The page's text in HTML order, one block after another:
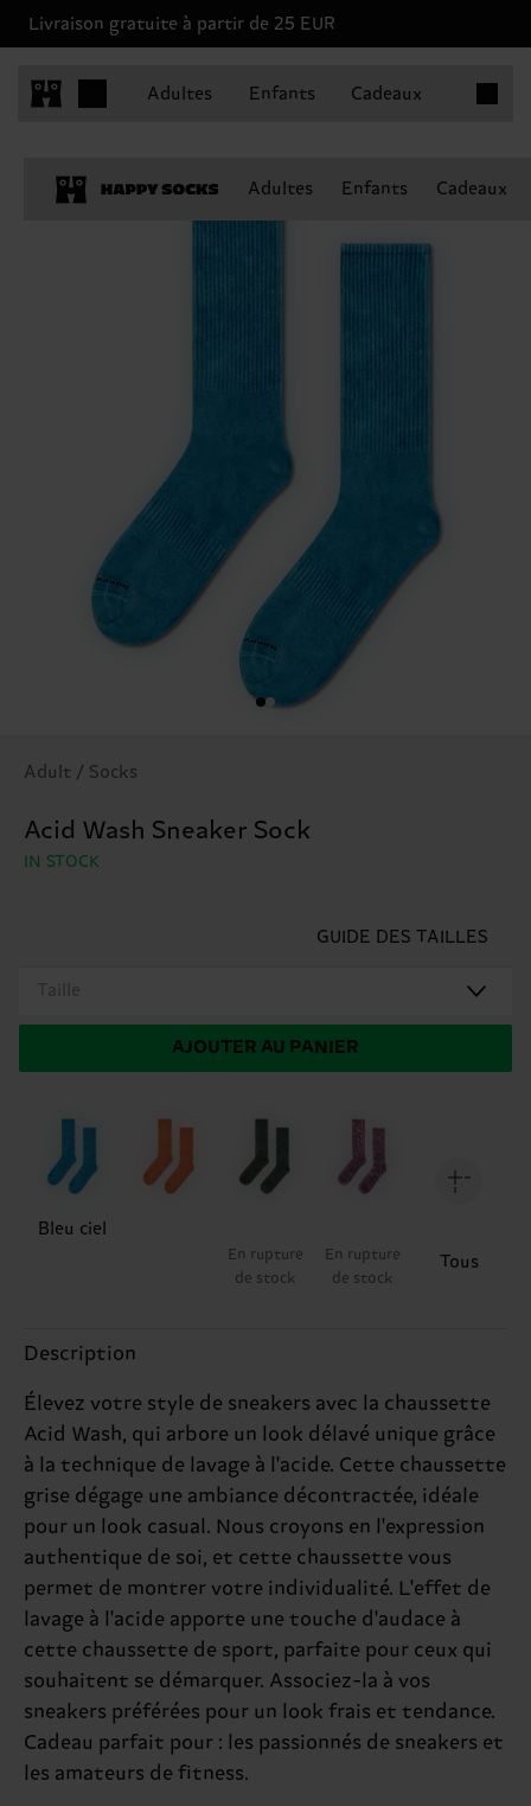
Livraison gratuite à partir de 25 EUR
Adultes Enfants Cadeaux
Adultes Enfants Cadeaux
Adult / Socks
Acid Wash Sneaker Sock
IN STOCK
GUIDE DES TAILLES
Taille
AJOUTER AU PANIER
Bleu ciel
En rupture
de stock
En rupture
de stock
Tous
Description
Élevez votre style de sneakers avec la chaussette
Acid Wash, qui arbore un look délavé unique grâce
à la technique de lavage à l'acide. Cette chaussette
grise dégage une ambiance décontractée, idéale
pour un look casual. Nous croyons en l'expression
authentique de soi, et cette chaussette vous
permet de montrer votre individualité. L'effet de
lavage à l'acide apporte une touche d'audace à
cette chaussette de sport, parfaite pour ceux qui
souhaitent se démarquer. Associez-la à vos
sneakers préférées pour un look frais et tendance.
Cadeau parfait pour : les passionnés de sneakers et
les amateurs de fitness.